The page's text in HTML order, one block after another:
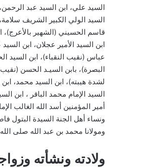
السيد علي، ابن السيد عبد
السيد الولي الكبير الشريف
قاسم الحسيني (الشهير بالأعرج)،
ابن السيد الأمير عجلان، ابن
عباس (نقيب النقباء)، ابن
البصرة)، بابن السيـد الحسن
لشدة هيبته)، ابن السيد محمد، ابن
السيد الإمام محمد الباقر ، ابن
أمير المؤمنين أسد الله الغالب
ونساء أهل الجنة السيدة البتول
ومولانا محمد بن عبد الله صلى
ولادته ونشأته